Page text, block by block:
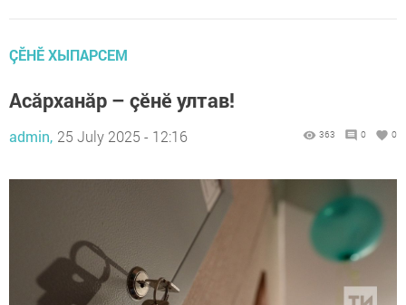
ÇӖНӖ ХЫПАРСЕМ
Асăрханăр – çӗнӗ ултав!
admin, 25 July 2025 - 12:16 363 0 0